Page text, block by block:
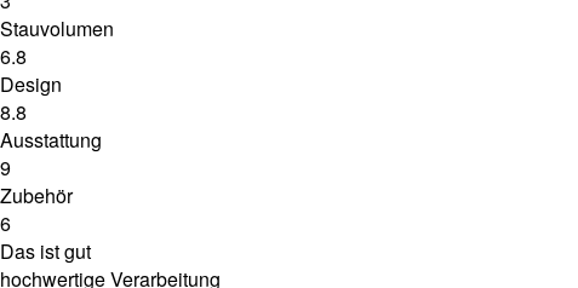
Stauvolumen
6.8
Design
8.8
Ausstattung
9
Zubehör
6
Das ist gut
hochwertige Verarbeitung